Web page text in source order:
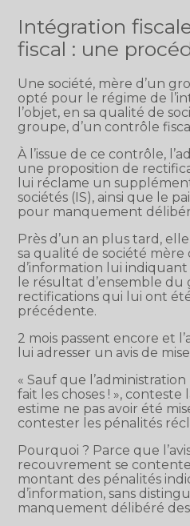
Intégration
fiscal : une
Une société, mère d’un
opté pour le régime de
l’objet, en sa qualité de
groupe, d’un contrôle
À l’issue de ce contrôle,
une proposition de
lui réclame un
sociétés (IS), ainsi que le
pour manquement
Près d’un an plus tard,
sa qualité de société
d’information lui
le résultat d’ensemble du
rectifications qui lui ont
précédente.
2 mois passent encore et
lui adresser un avis de
« Sauf que
fait les choses ! », conteste
estime ne pas avoir été
contester les pénalités
Pourquoi ? Parce que
recouvrement se
montant des pénalités
d’information, sans
manquement délibéré